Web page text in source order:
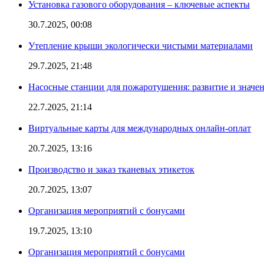
Установка газового оборудования – ключевые аспекты
30.7.2025, 00:08
Утепление крыши экологически чистыми материалами
29.7.2025, 21:48
Насосные станции для пожаротушения: развитие и
22.7.2025, 21:14
Виртуальные карты для международных онлайн-оплат
20.7.2025, 13:16
Производство и заказ тканевых этикеток
20.7.2025, 13:07
Организация мероприятий с бонусами
19.7.2025, 13:10
Организация мероприятий с бонусами